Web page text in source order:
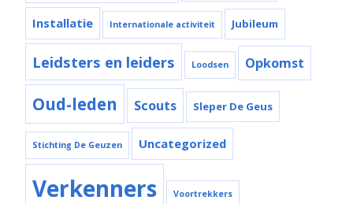
Installatie Internationale activiteit Jubileum
Leidsters en leiders Loodsen Opkomst
Oud-leden Scouts Sleper De Geus
Stichting De Geuzen Uncategorized
Verkenners Voortrekkers